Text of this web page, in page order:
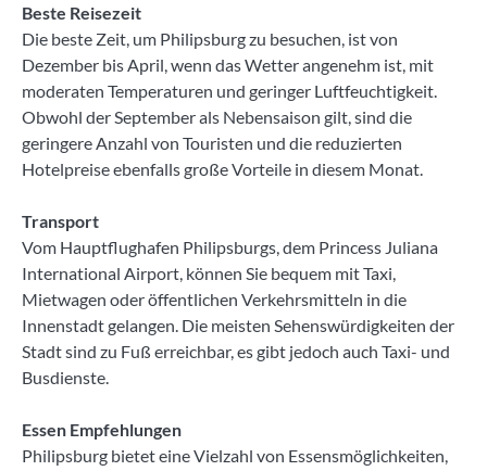
Beste Reisezeit
Die beste Zeit, um Philipsburg zu besuchen, ist von
Dezember bis April, wenn das Wetter angenehm ist, mit
moderaten Temperaturen und geringer Luftfeuchtigkeit.
Obwohl der September als Nebensaison gilt, sind die
geringere Anzahl von Touristen und die reduzierten
Hotelpreise ebenfalls große Vorteile in diesem Monat.
Transport
Vom Hauptflughafen Philipsburgs, dem Princess Juliana
International Airport, können Sie bequem mit Taxi,
Mietwagen oder öffentlichen Verkehrsmitteln in die
Innenstadt gelangen. Die meisten Sehenswürdigkeiten der
Stadt sind zu Fuß erreichbar, es gibt jedoch auch Taxi- und
Busdienste.
Essen Empfehlungen
Philipsburg bietet eine Vielzahl von Essensmöglichkeiten,